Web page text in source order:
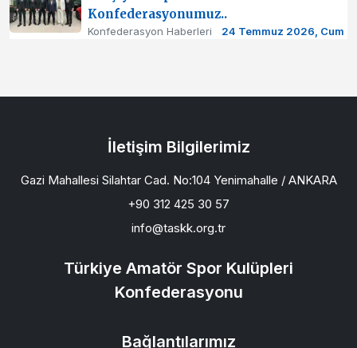
Konfederasyonumuz..
Konfederasyon Haberleri 24 Temmuz 2026, Cum
İletişim Bilgilerimiz
Gazi Mahallesi Silahtar Cad. No:104 Yenimahalle / ANKARA
+90 312 425 30 57
info@taskk.org.tr
Türkiye Amatör Spor Kulüpleri
Konfederasyonu
Bağlantılarımız